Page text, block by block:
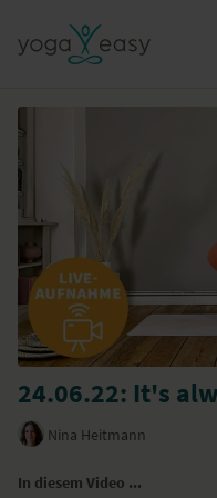
24.06.22: It's
Nina Heitmann
In diesem Video ...